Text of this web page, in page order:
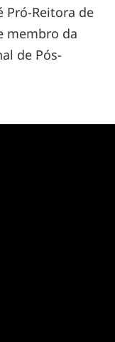
Pró-Reitora de
membro da
de Pós-